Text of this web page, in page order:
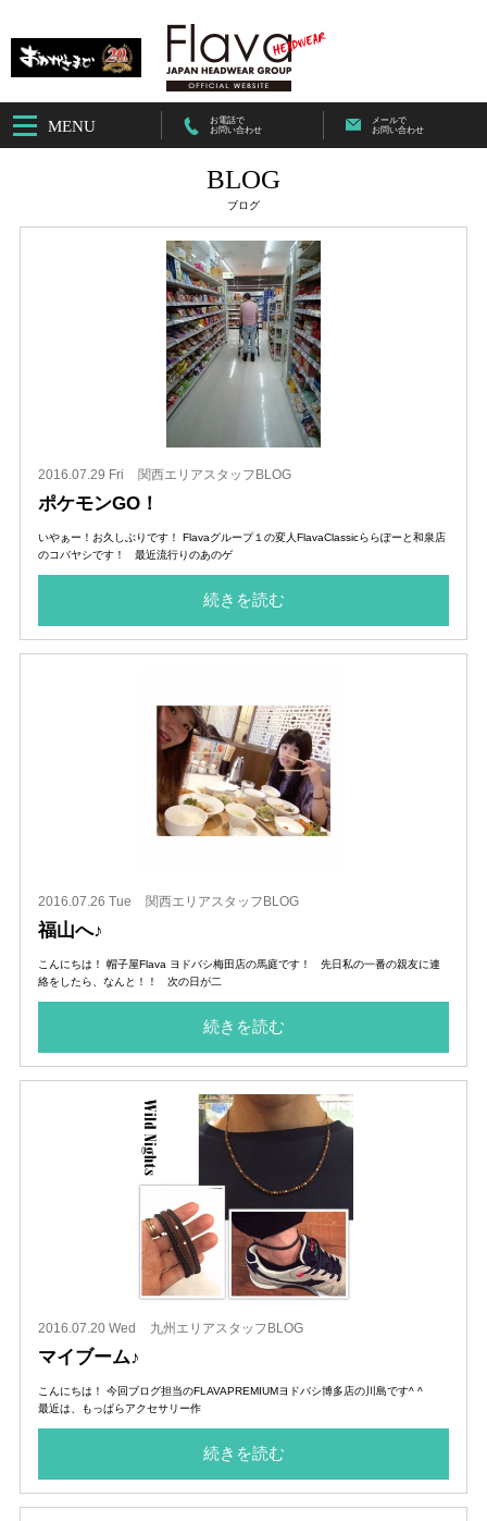
MENU
お電話で
お問い合わせ
メールで
お問い合わせ
BLOG
ブログ
2016.07.29 Fri 関西エリアスタッフBLOG
ポケモンGO！
いやぁー！お久しぶりです！ Flavaグループ１の変人FlavaClassicららぽーと和泉店
のコバヤシです！ 最近流行りのあのゲ
続きを読む
2016.07.26 Tue 関西エリアスタッフBLOG
福山へ♪
こんにちは！ 帽子屋Flava ヨドバシ梅田店の馬庭です！ 先日私の一番の親友に連
絡をしたら、なんと！！ 次の日が二
続きを読む
2016.07.20 Wed 九州エリアスタッフBLOG
マイブーム♪
こんにちは！ 今回ブログ担当のFLAVAPREMIUMヨドバシ博多店の川島です^ ^
最近は、もっぱらアクセサリー作
続きを読む